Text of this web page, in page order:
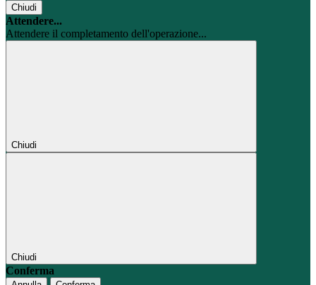
Chiudi
Attendere...
Attendere il completamento dell'operazione...
Chiudi
Chiudi
Conferma